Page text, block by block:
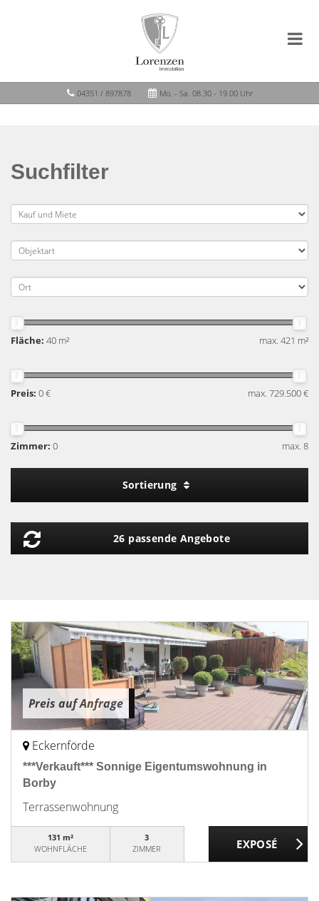
04351 / 897878 Mo. - Sa. 08.30 - 19.00 Uhr
Suchfilter
Fläche: 40 m² max. 421 m²
Preis: 0 € max. 729.500 €
Zimmer: 0 max. 8
Sortierung
26 passende Angebote
Preis auf Anfrage
Eckernförde
***Verkauft*** Sonnige Eigentumswohnung in
Borby
Terrassenwohnung
131 m²
WOHNFLÄCHE
3
ZIMMER